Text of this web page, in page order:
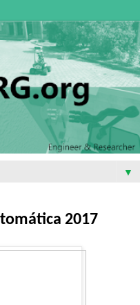
▼
2017